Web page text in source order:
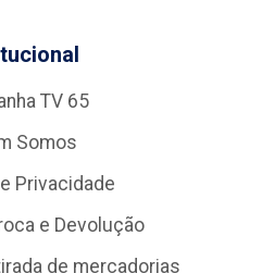
TV 65
Somos
Privacidade
e Devolução
de mercadorias